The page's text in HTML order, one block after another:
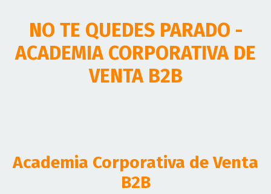
ACADEMIA CORPORATIVA DE
VENTA B2B
B2B